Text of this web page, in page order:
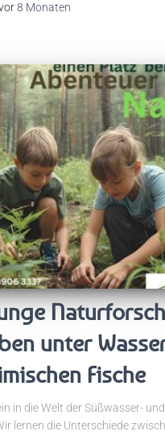
8 Monaten
unter
Fische
in die Welt der Süßwasser- und
lernen die Unterschiede